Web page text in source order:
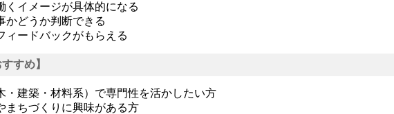
くイメージが具体的になる
かどうか判断できる
ィードバックがもらえる
すめ】
・建築・材料系）で専門性を活かしたい方
まちづくりに興味がある方